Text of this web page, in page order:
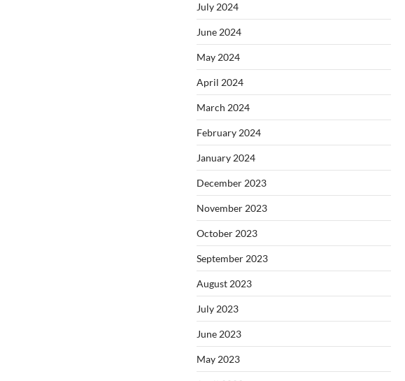
July 2024
June 2024
May 2024
April 2024
March 2024
February 2024
January 2024
December 2023
November 2023
October 2023
September 2023
August 2023
July 2023
June 2023
May 2023